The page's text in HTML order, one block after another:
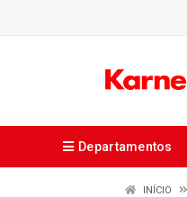
Departamentos
INÍCIO